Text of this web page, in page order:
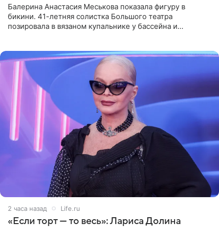
Балерина Анастасия Меськова показала фигуру в
бикини. 41-летняя солистка Большого театра
позировала в вязаном купальнике у бассейна и
2 часа назад Life.ru
«Если торт — то весь»: Лариса Долина